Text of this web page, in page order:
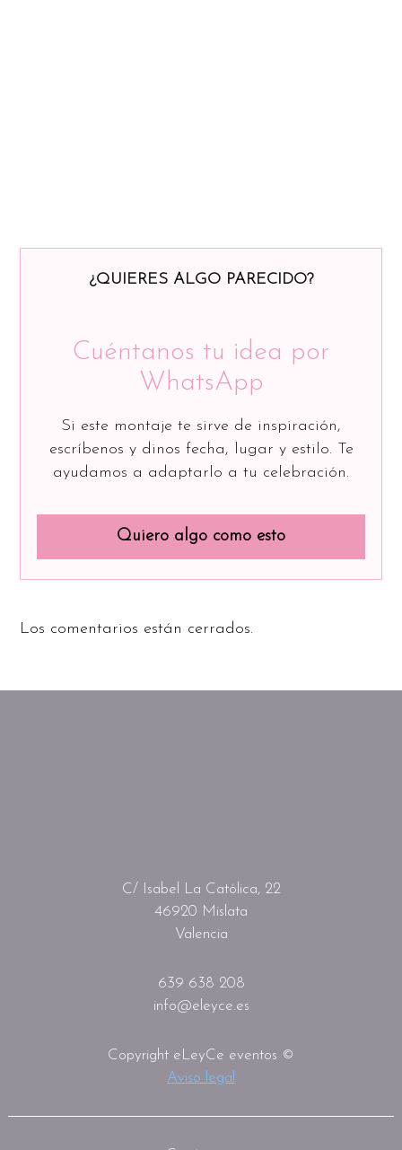
¿QUIERES ALGO PARECIDO?
Cuéntanos tu idea por
WhatsApp
Si este montaje te sirve de inspiración,
escríbenos y dinos fecha, lugar y estilo. Te
ayudamos a adaptarlo a tu celebración.
Quiero algo como esto
Los comentarios están cerrados.
C/ Isabel La Católica, 22
46920 Mislata
Valencia
639 638 208
info@eleyce.es
Copyright eLeyCe eventos ©
Aviso legal